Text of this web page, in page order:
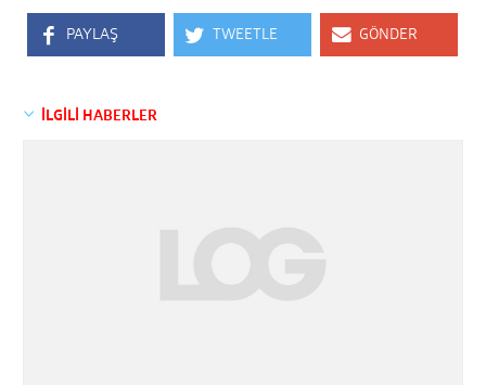
PAYLAŞ TWEETLE GÖNDER
İLGİLİ HABERLER